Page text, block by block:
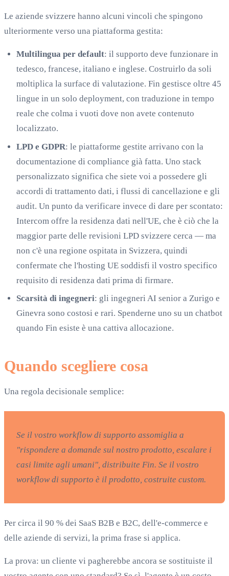
Le aziende svizzere hanno alcuni vincoli che spingono
ulteriormente verso una piattaforma gestita:
Multilingua per default: il supporto deve funzionare in
tedesco, francese, italiano e inglese. Costruirlo da soli
moltiplica la surface di valutazione. Fin gestisce oltre 45
lingue in un solo deployment, con traduzione in tempo
reale che colma i vuoti dove non avete contenuto
localizzato.
LPD e GDPR: le piattaforme gestite arrivano con la
documentazione di compliance già fatta. Uno stack
personalizzato significa che siete voi a possedere gli
accordi di trattamento dati, i flussi di cancellazione e gli
audit. Un punto da verificare invece di dare per scontato:
Intercom offre la residenza dati nell'UE, che è ciò che la
maggior parte delle revisioni LPD svizzere cerca — ma
non c'è una regione ospitata in Svizzera, quindi
confermate che l'hosting UE soddisfi il vostro specifico
requisito di residenza dati prima di firmare.
Scarsità di ingegneri: gli ingegneri AI senior a Zurigo e
Ginevra sono costosi e rari. Spenderne uno su un chatbot
quando Fin esiste è una cattiva allocazione.
Quando scegliere cosa
Una regola decisionale semplice:
Se il vostro workflow di supporto assomiglia a
"rispondere a domande sul nostro prodotto, escalare i
casi limite agli umani", distribuite Fin. Se il vostro
workflow di supporto è il prodotto, costruite custom.
Per circa il 90 % dei SaaS B2B e B2C, dell'e-commerce e
delle aziende di servizi, la prima frase si applica.
La prova: un cliente vi pagherebbe ancora se sostituiste il